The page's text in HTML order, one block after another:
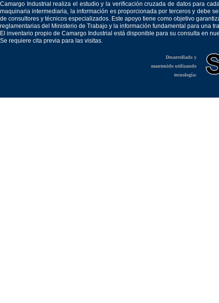
Camargo Industrial realiza el estudio y la verificación cruzada de datos para
maquinaria intermediaria, la información es proporcionada por terceros y debe
de consultores y técnicos especializados. Este apoyo tiene como objetivo
reglamentarias del Ministerio de Trabajo y la información fundamental para una
El inventario propio de Camargo Industrial está disponible para su consulta en
Se requiere cita previa para las visitas.
Desarrollado y
mantenido utilizando
tecnología: